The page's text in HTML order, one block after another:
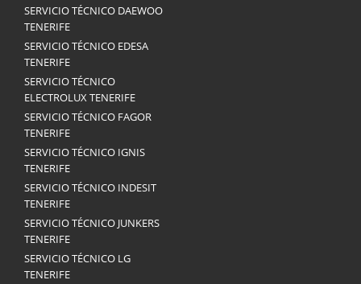
SERVICIO TÉCNICO DAEWOO
TENERIFE
SERVICIO TÉCNICO EDESA
TENERIFE
SERVICIO TÉCNICO
ELECTROLUX TENERIFE
SERVICIO TÉCNICO FAGOR
TENERIFE
SERVICIO TÉCNICO IGNIS
TENERIFE
SERVICIO TÉCNICO INDESIT
TENERIFE
SERVICIO TÉCNICO JUNKERS
TENERIFE
SERVICIO TÉCNICO LG
TENERIFE